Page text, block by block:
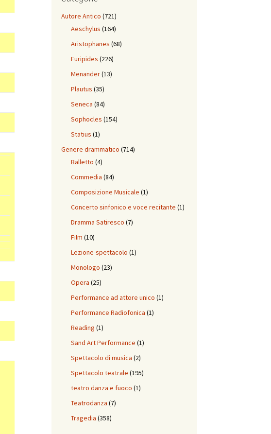
Autore Antico (721)
Aeschylus (164)
Aristophanes (68)
Euripides (226)
Menander(13)
Plautus (35)
Seneca (84)
Sophocles (154)
Statius (1)
Genere drammatico (714)
Balletto (4)
Commedia (84)
Composizione Musicale (1)
Concerto sinfonico e voce recitante (1)
Dramma Satiresco (7)
Film (10)
Lezione-spettacolo (1)
Monologo (23)
Opera (25)
Performance ad attore unico (1)
Performance Radiofonica (1)
Reading (1)
Sand Art Performance (1)
Spettacolo di musica (2)
Spettacolo teatrale (195)
teatro danza e fuoco (1)
Teatrodanza (7)
Tragedia (358)